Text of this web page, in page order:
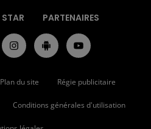
PARTENAIRES
Plan du site Régie publicitaire
Conditions générales d'utilisation